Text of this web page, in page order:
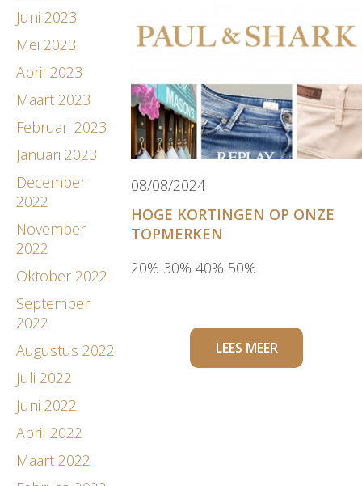
Juni 2023
Mei 2023
April 2023
Maart 2023
Februari 2023
Januari 2023
December
2022
November
2022
Oktober 2022
September
2022
Augustus 2022
Juli 2022
Juni 2022
April 2022
Maart 2022
08/08/2024
HOGE KORTINGEN OP ONZE
TOPMERKEN
20% 30% 40% 50%
LEES MEER